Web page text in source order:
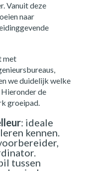
Vanuit deze
naar
met
we duidelijk welke
de
groeipad.
: ideale
kennen.
tussen